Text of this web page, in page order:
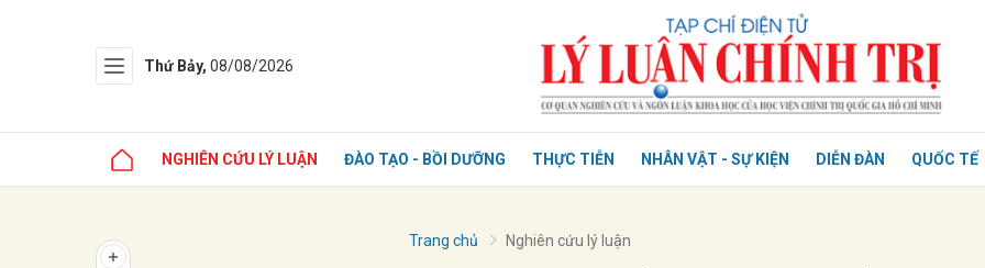
Thứ Bảy, 08/08/2026
NGHIÊN CỨU LÝ LUẬN ĐÀO TẠO - BỒI DƯỠNG THỰC TIỄN NHÂN VẬT - SỰ KIỆN DIỄN ĐÀN QUỐC TẾ
Trang chủ Nghiên cứu lý luận